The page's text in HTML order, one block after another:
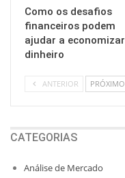
Como os desafios
financeiros podem
ajudar a economizar
dinheiro
ANTERIOR PRÓXIMO
CATEGORIAS
Análise de Mercado